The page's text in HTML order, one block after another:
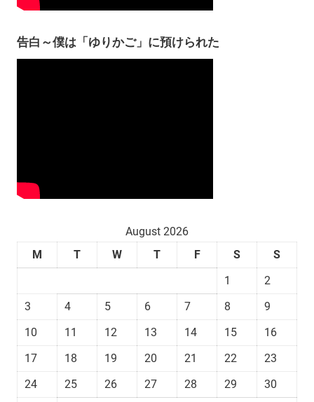
告白～僕は「ゆりかご」に預けられた
August 2026
M
T W T F S
S
1
2
3
4 5 6 7 8
9
10
11 12 13 14 15
16
17
18 19 20 21 22
23
24
25 26 27 28 29
30